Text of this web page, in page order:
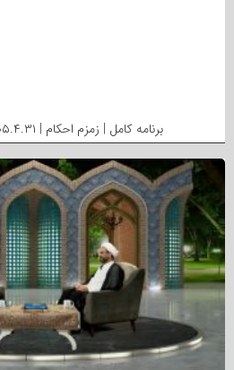
برنامه کامل | زمزم احکام | ۱۴۰۵.۴.۳۱ | استاد ابراهیمی